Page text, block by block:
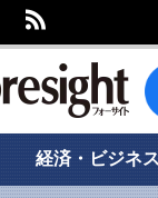
新
経済・ビジネス